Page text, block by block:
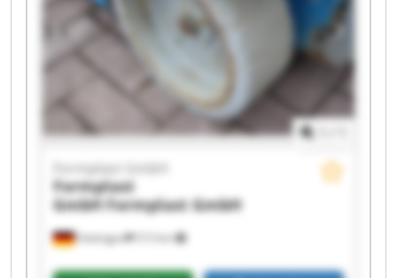
Hattingen 513 km
Formplast GmbH
Formplast
GmbH Formplast GmbH